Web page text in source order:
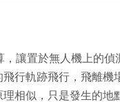
讓置於無人機上的偵
行軌跡飛行，飛離機
相似，只是發生的地